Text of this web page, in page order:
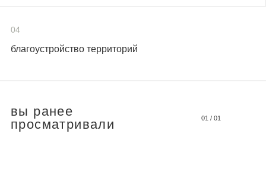
04
благоустройство территорий
вы ранее
просматривали
01 / 01